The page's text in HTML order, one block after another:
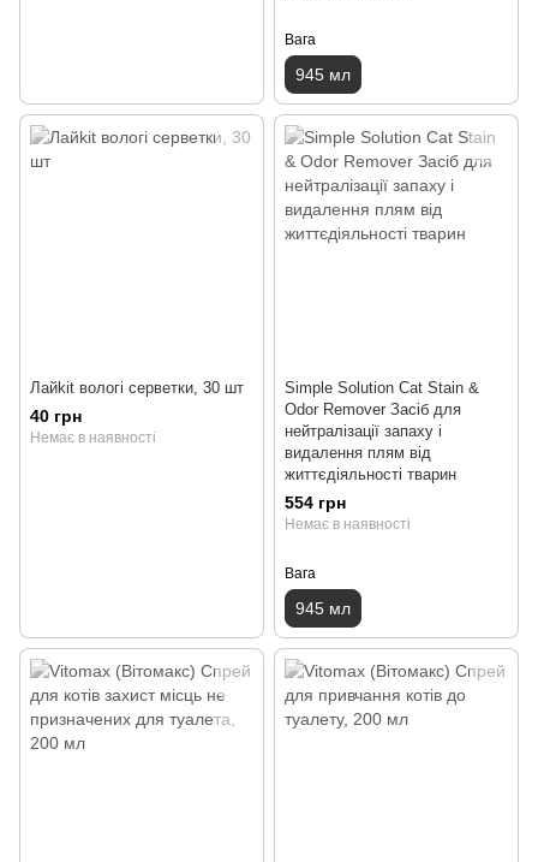
Вага
945 мл
Лайkit вологі серветки, 30 шт
40 грн
Немає в наявності
Simple Solution Cat Stain &
Odor Remover Засіб для
нейтралізації запаху і
видалення плям від
життєдіяльності тварин
554 грн
Немає в наявності
Вага
945 мл